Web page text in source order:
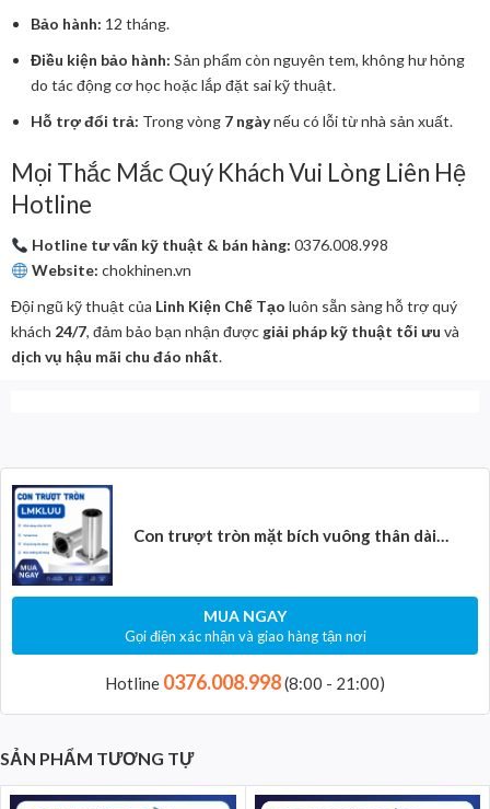
Bảo hành: 12 tháng.
Điều kiện bảo hành: Sản phẩm còn nguyên tem, không hư hỏng
do tác động cơ học hoặc lắp đặt sai kỹ thuật.
Hỗ trợ đổi trả: Trong vòng 7 ngàynếu có lỗi từ nhà sản xuất.
Mọi Thắc Mắc Quý Khách Vui Lòng Liên Hệ
Hotline
Hotline tư vấn kỹ thuật & bán hàng: 0376.008.998
Website: chokhinen.vn
Đội ngũ kỹ thuật của Linh Kiện Chế Tạo luôn sẵn sàng hỗ trợ quý
khách 24/7, đảm bảo bạn nhận được giải pháp kỹ thuật tối ưu và
dịch vụ hậu mãi chu đáo nhất.
Con trượt tròn mặt bích vuông thân dài
MUA NGAY
Gọi điện xác nhận và giao hàng tận nơi
Hotline 0376.008.998(8:00 - 21:00)
SẢN PHẨM TƯƠNG TỰ